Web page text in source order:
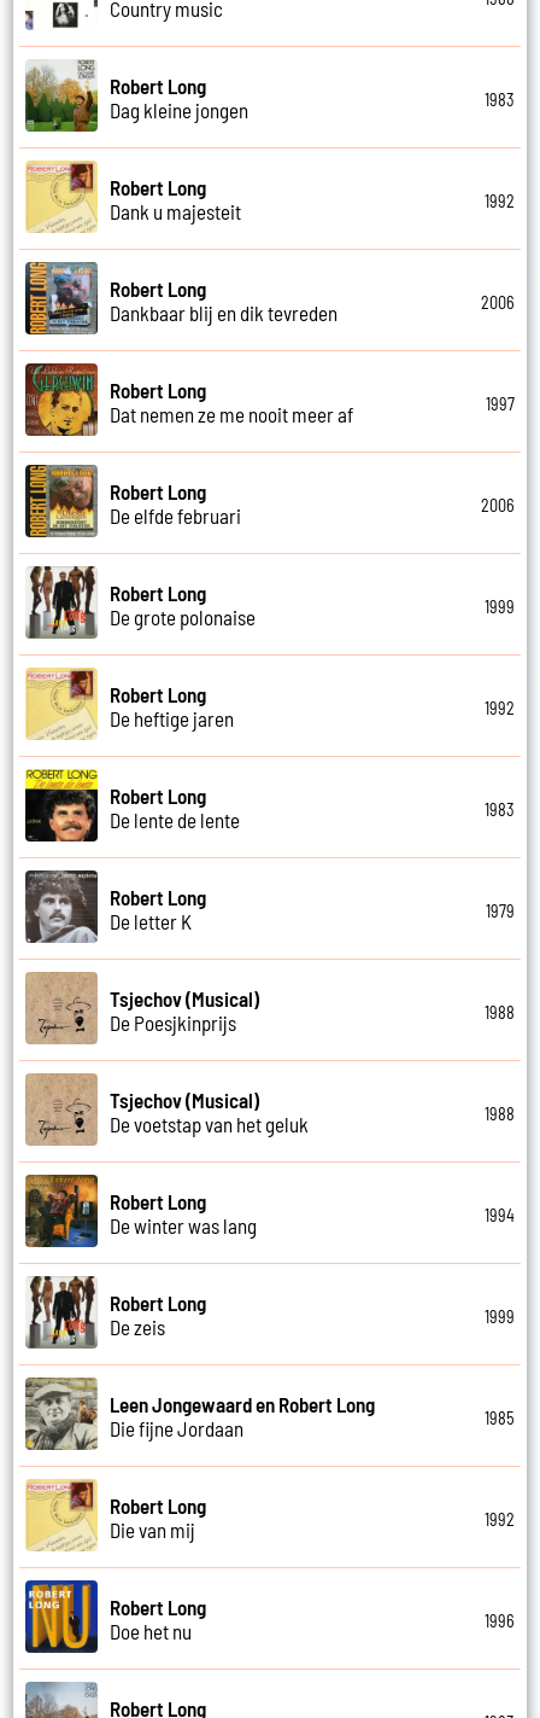
Country music
Robert Long
Dag kleine jongen
1983
Robert Long
Dank u majesteit
1992
Robert Long
Dankbaar blij en dik tevreden
2006
Robert Long
Dat nemen ze me nooit meer af
1997
Robert Long
De elfde februari
2006
Robert Long
De grote polonaise
1999
Robert Long
De heftige jaren
1992
Robert Long
De lente de lente
1983
Robert Long
De letter K
1979
Tsjechov (Musical)
De Poesjkinprijs
1988
Tsjechov (Musical)
De voetstap van het geluk
1988
Robert Long
De winter was lang
1994
Robert Long
De zeis
1999
Leen Jongewaard en Robert Long
Die fijne Jordaan
1985
Robert Long
Die van mij
1992
Robert Long
Doe het nu
1996
Robert Long